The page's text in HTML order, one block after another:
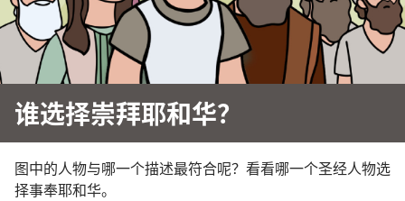
谁选择崇拜耶和华？
图中的人物与哪一个描述最符合呢？看看哪一个圣经人物选
择事奉耶和华。